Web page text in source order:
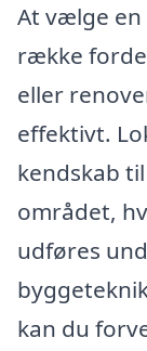
At vælge en
række
eller
effektivt.
kendskab
området,
udføres
kan du